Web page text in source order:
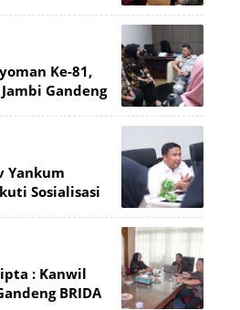
Ke-81,
Gandeng
Yankum
Sosialisasi
: Kanwil
BRIDA